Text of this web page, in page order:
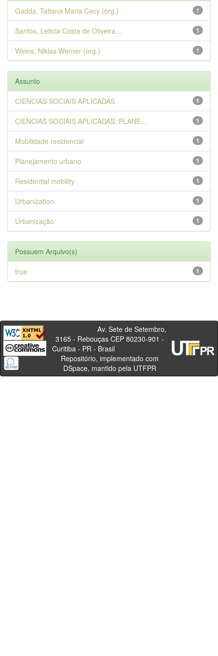
1
Gadda, Tatiana Maria Cecy (org.)
1
Santos, Leticia Costa de Oliveira...
1
Weins, Niklas Werner (org.)
Assunto
1
CIENCIAS SOCIAIS APLICADAS
1
CIENCIAS SOCIAIS APLICADAS::PLANE...
1
Mobilidade residencial
1
Planejamento urbano
1
Residential mobility
1
Urbanization
1
Urbanização
Possuem Arquivo(s)
1
true
Av. Sete de Setembro,
3165 - Rebouças CEP 80230-901 -
Curitiba - PR - Brasil
Repositório, implementado com
DSpace, mantido pela UTFPR